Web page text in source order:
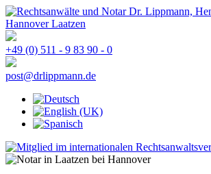
+49 (0) 511 - 9 83 90 - 0
post@drlippmann.de